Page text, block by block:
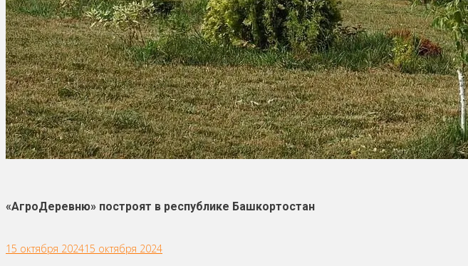
«АгроДеревню» построят в республике Башкортостан
15 октября 202415 октября 2024